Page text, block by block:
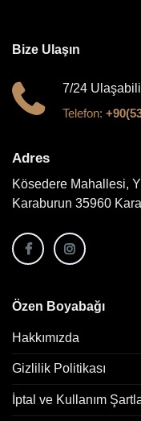
Bize Ulaşın
7/24
Telefon:
Adres
Kösedere Mahallesi,
Karaburun 35960
Özen Boyabağı
Hakkımızda
Gizlilik Politikası
İptal ve Kullanım